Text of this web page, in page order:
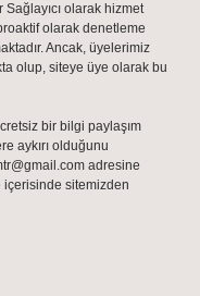
Sağlayıcı olarak hizmet
olarak denetleme
Ancak, üyelerimiz
olup, siteye üye olarak bu
bir bilgi paylaşım
aykırı olduğunu
adresine
sitemizden